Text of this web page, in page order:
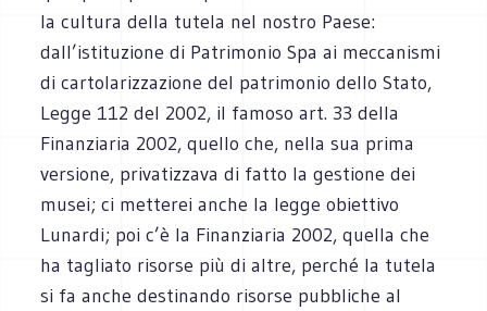
la cultura della tutela nel nostro Paese:
dall’istituzione di Patrimonio Spa ai meccanismi
di cartolarizzazione del patrimonio dello Stato,
Legge 112 del 2002, il famoso art. 33 della
Finanziaria 2002, quello che, nella sua prima
versione, privatizzava di fatto la gestione dei
musei; ci metterei anche la legge obiettivo
Lunardi; poi c’è la Finanziaria 2002, quella che
ha tagliato risorse più di altre, perché la tutela
si fa anche destinando risorse pubbliche al